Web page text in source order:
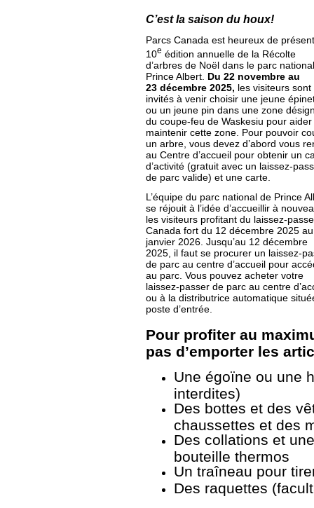
C’est la saison du houx!
Parcs Canada est heureux de
10e édition annuelle de la Récolte
d’arbres de Noël dans le parc
Prince Albert. Du 22 novembre au
23 décembre 2025, les visiteurs sont
invités à venir choisir une jeune
ou un jeune pin dans une zone
du coupe-feu de Waskesiu pour aider
maintenir cette zone. Pour pouvoir
un arbre, vous devez d’abord vous
au Centre d’accueil pour obtenir un
d’activité (gratuit avec un laissez-
de parc valide) et une carte.
L’équipe du parc national de Prince
se réjouit à l’idée d’accueillir à
les visiteurs profitant du laissez-
Canada fort du 12 décembre 2025
janvier 2026. Jusqu’au 12 décembre
2025, il faut se procurer un laissez-
de parc au centre d’accueil pour
au parc. Vous pouvez acheter votre
laissez-passer de parc au centre
ou à la distributrice automatique
poste d’entrée.
Pour profiter au
pas d’emporter les
Une égoïne ou une
interdites)
Des bottes et des
chaussettes et des
Des collations et
bouteille thermos
Un traîneau pour
Des raquettes